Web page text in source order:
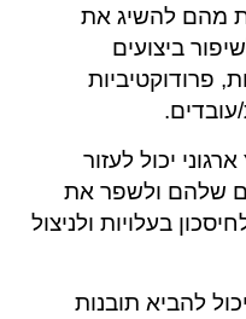
מהם להשיג את
ביצועים
פרודוקטיביות
עובדים.
יכול לעזור
שלהם ולשפר את
בעלויות ולניצול
להביא תובנות